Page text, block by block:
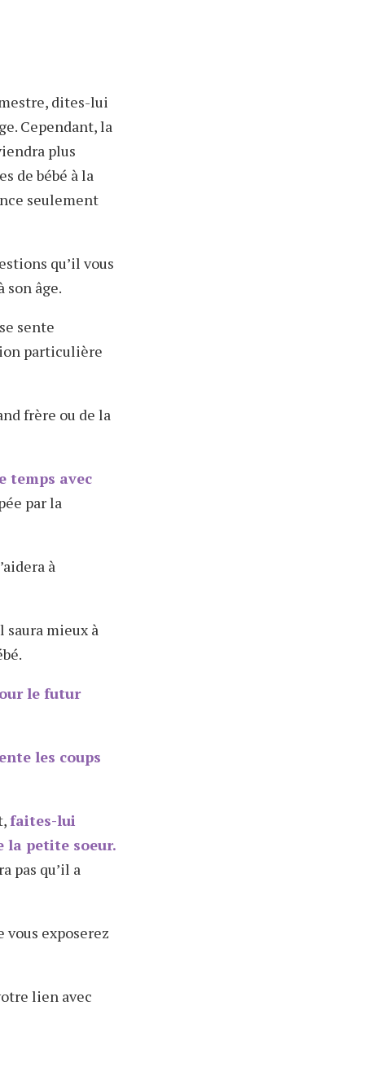
dites-lui
Cependant, la
plus
de bébé à la
seulement
qu’il vous
son âge.
sente
particulière
frère ou de la
temps avec
par la
à
saura mieux à
le futur
les coups
faites-lui
la petite soeur.
pas qu’il a
vous exposerez
lien avec